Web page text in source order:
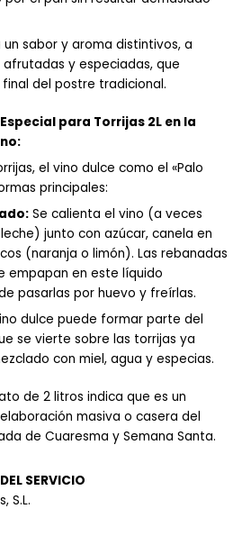
sabor y aroma distintivos, a
y especiadas, que
del postre tradicional.
para Torrijas 2L en la
el vino dulce como el «Palo
principales:
Se calienta el vino (a veces
junto con azúcar, canela en
(naranja o limón). Las rebanadas
empapan en este líquido
pasarlas por huevo y freírlas.
dulce puede formar parte del
se vierte sobre las torrijas ya
con miel, agua y especias.
de 2 litros indica que es un
masiva o casera del
de Cuaresma y Semana Santa.
SERVICIO
S.L.